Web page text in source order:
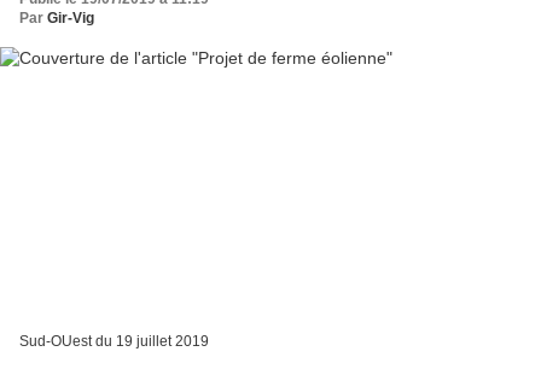
Par Gir-Vig
Sud-OUest du 19 juillet 2019